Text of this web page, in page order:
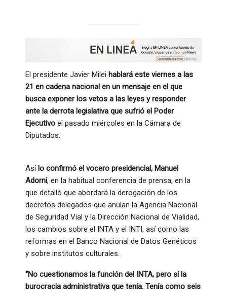
El presidente Javier Milei hablará este viernes a las
21 en cadena nacional en un mensaje en el que
busca exponer los vetos a las leyes y responder
ante la derrota legislativa que sufrió el Poder
Ejecutivo el pasado miércoles en la Cámara de
Diputados.
Asílo confirmó el vocero presidencial, Manuel
Adorni, en la habitual conferencia de prensa, en la
que detalló que abordará la derogación de los
decretos delegados que anulan la Agencia Nacional
de Seguridad Vial y la Dirección Nacional de Vialidad,
los cambios sobre el INTA y el INTI, así como las
reformas en el Banco Nacional de Datos Genéticos
y sobre institutos culturales.
“No cuestionamos la función del INTA, pero sí la
burocracia administrativa que tenía. Tenía como seis